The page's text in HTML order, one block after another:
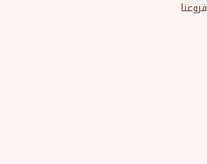
فروعنا